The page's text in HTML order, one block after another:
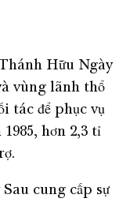
Hữu Ngày
vùng lãnh thổ
tác để phục vụ
hơn 2,3 tỉ
cung cấp sự